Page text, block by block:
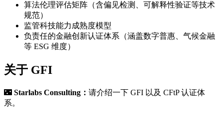
算法伦理评估矩阵（含偏见检测、可解释性验证等技术
规范）
监管科技能力成熟度模型
负责任的金融创新认证体系（涵盖数字普惠、气候金融
等 ESG 维度）
关于 GFI
🌃 Starlabs Consulting： 请介绍一下 GFI 以及 CFtP 认证体
系。